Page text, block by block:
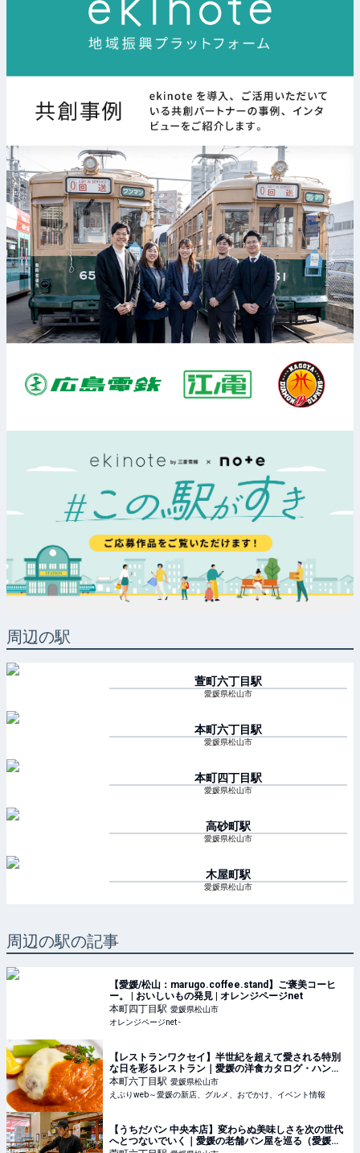
周辺の駅
萱町六丁目駅
愛媛県松山市
本町六丁目駅
愛媛県松山市
本町四丁目駅
愛媛県松山市
高砂町駅
愛媛県松山市
木屋町駅
愛媛県松山市
周辺の駅の記事
【愛媛/松山：marugo.coffee.stand】ご褒美コーヒ
ー。 | おいしいもの発見 | オレンジページnet
本町四丁目駅 愛媛県松山市
オレンジページnet -
【レストランワクセイ】半世紀を超えて愛される特別
な日を彩るレストラン｜愛媛の洋食カタログ・ハンバ
ーグ編（愛媛/松山市）
本町六丁目駅 愛媛県松山市
えぷりweb～愛媛の新店、グルメ、おでかけ、イベント情報
【うちだパン 中央本店】変わらぬ美味しさを次の世代
へとつないでいく｜愛媛の老舗パン屋を巡る（愛媛／